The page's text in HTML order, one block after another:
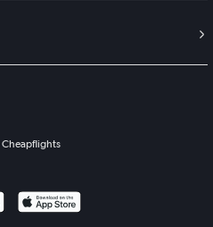
Cheapflights